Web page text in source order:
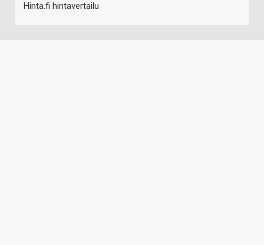
Hinta.fi hintavertailu